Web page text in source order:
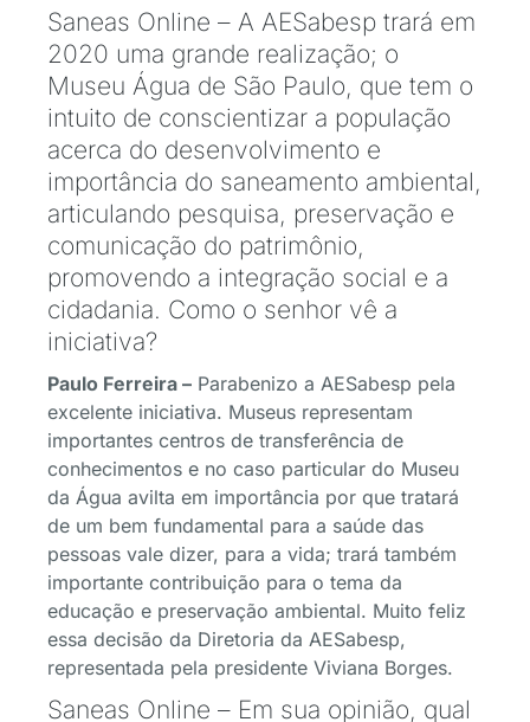
Saneas Online – A AESabesp trará em
2020 uma grande realização; o
Museu Água de São Paulo, que tem o
intuito de conscientizar a população
acerca do desenvolvimento e
importância do saneamento ambiental,
articulando pesquisa, preservação e
comunicação do patrimônio,
promovendo a integração social e a
cidadania. Como o senhor vê a
iniciativa?
Paulo Ferreira – Parabenizo a AESabesp pela
excelente iniciativa. Museus representam
importantes centros de transferência de
conhecimentos e no caso particular do Museu
da Água avilta em importância por que tratará
de um bem fundamental para a saúde das
pessoas vale dizer, para a vida; trará também
importante contribuição para o tema da
educação e preservação ambiental. Muito feliz
essa decisão da Diretoria da AESabesp,
representada pela presidente Viviana Borges.
Saneas Online – Em sua opinião, qual